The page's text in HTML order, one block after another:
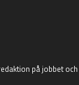
på jobbet